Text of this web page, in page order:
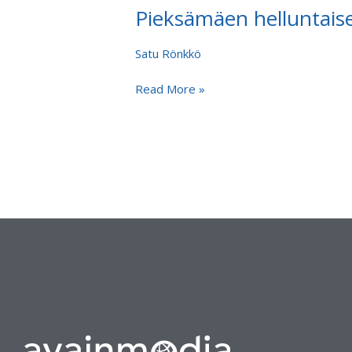
Pieksämäen
Satu Rönkkö
Pieksämäen
Niilo
Read More »